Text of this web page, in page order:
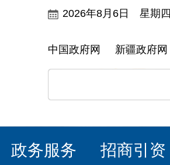
2026年8月6日 星期四
中国政府网 新疆政府网
政务服务 招商引资